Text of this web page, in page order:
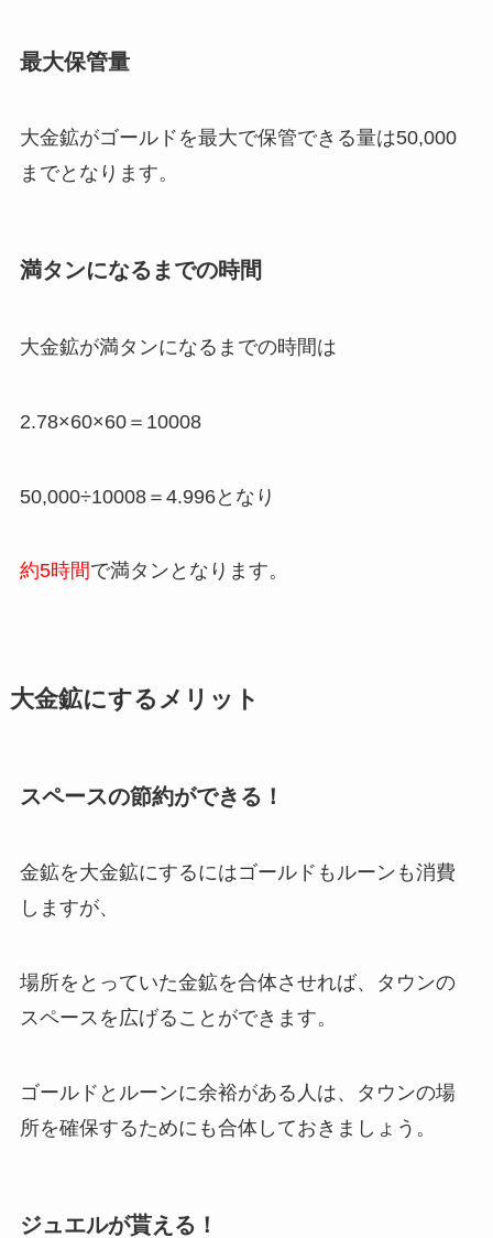
最大保管量
大金鉱がゴールドを最大で保管できる量は50,000
までとなります。
満タンになるまでの時間
大金鉱が満タンになるまでの時間は
2.78×60×60＝10008
50,000÷10008＝4.996となり
約5時間で満タンとなります。
大金鉱にするメリット
スペースの節約ができる！
金鉱を大金鉱にするにはゴールドもルーンも消費
しますが、
場所をとっていた金鉱を合体させれば、タウンの
スペースを広げることができます。
ゴールドとルーンに余裕がある人は、タウンの場
所を確保するためにも合体しておきましょう。
ジュエルが貰える！